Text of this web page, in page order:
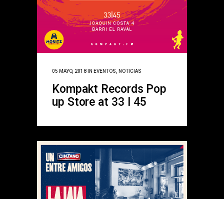
05 MAYO, 2018 IN EVENTOS NOTICIAS
Kompakt Records Pop
up Store at 33 I 45